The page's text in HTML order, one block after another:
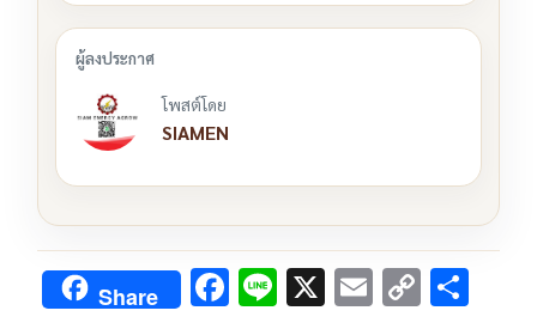
โพสต์โดย
SIAMEN
Share F Li X E C